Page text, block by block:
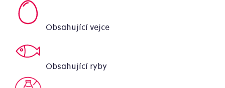
Obsahující vejce
Obsahující ryby